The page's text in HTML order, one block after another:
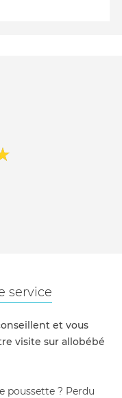
service
et vous
visite sur allobébé
poussette ? Perdu